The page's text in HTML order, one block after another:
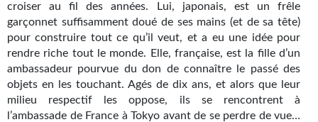
Yellow Submarine
NUMÉRIQUE
Romans et recueils
Une Heure-Lumière
croiser au fil des années. Lui, japonais, est un frêle
garçonnet suffisamment doué de ses mains (et de sa tête)
pour construire tout ce qu’il veut, et a eu une idée pour
rendre riche tout le monde. Elle, française, est la fille d’un
ambassadeur pourvue du don de connaître le passé des
objets en les touchant. Agés de dix ans, et alors que leur
milieu respectif les oppose, ils se rencontrent à
l’ambassade de France à Tokyo avant de se perdre de vue…